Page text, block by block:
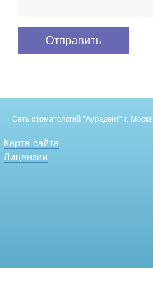
Сеть стоматологий "Аурадент" г.
Карта сайта
Лицензии